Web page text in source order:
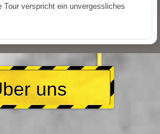
Tour verspricht ein unvergessliches
uns